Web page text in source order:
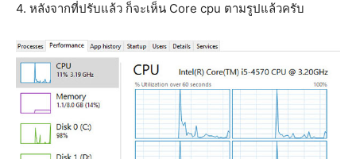
4. หลังจากที่ปรับแล้ว ก็จะเห็น Core cpu ตามรูปแล้วครับ